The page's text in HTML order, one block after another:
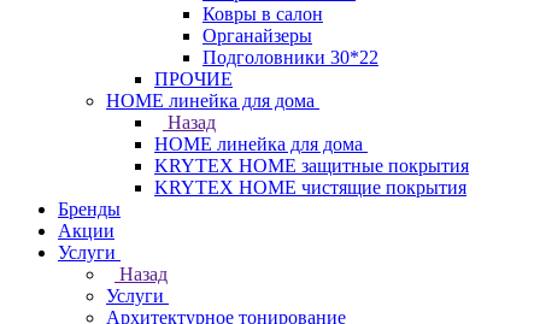
Ковры в салон
Органайзеры
Подголовники 30*22
ПРОЧИЕ
HOME линейка для дома
Назад
HOME линейка для дома
KRYTEX HOME защитные покрытия
KRYTEX HOME чистящие покрытия
Бренды
Акции
Услуги
Назад
Услуги
Архитектурное тонирование